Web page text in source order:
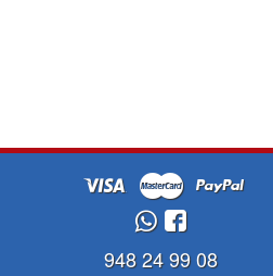
948 24 99 08